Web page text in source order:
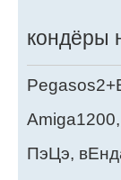
кондёры
ПэЦэ,